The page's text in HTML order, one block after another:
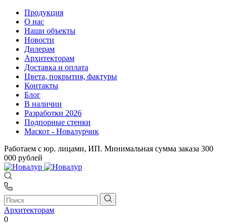
Продукция
О нас
Наши объекты
Новости
Дилерам
Архитекторам
Доставка и оплата
Цвета, покрытия, фактуры
Контакты
Блог
В наличии
Разработки 2026
Подпорные стенки
Маскот - Новалурчик
Работаем с юр. лицами, ИП. Минимальная сумма заказа 300
000 рублей
Архитекторам
0